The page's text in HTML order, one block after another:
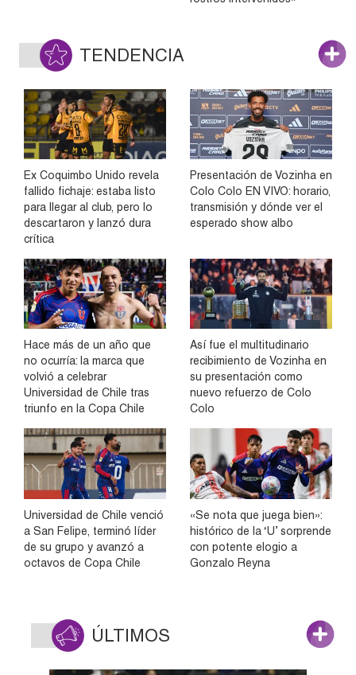
TENDENCIA
Ex Coquimbo Unido revela
fallido fichaje: estaba listo
para llegar al club, pero lo
descartaron y lanzó dura
crítica
Presentación de Vozinha en
Colo Colo EN VIVO: horario,
transmisión y dónde ver el
esperado show albo
Hace más de un año que
no ocurría: la marca que
volvió a celebrar
Universidad de Chile tras
triunfo en la Copa Chile
Así fue el multitudinario
recibimiento de Vozinha en
su presentación como
nuevo refuerzo de Colo
Colo
Universidad de Chile venció
a San Felipe, terminó líder
de su grupo y avanzó a
octavos de Copa Chile
«Se nota que juega bien»:
histórico de la ‘U’ sorprende
con potente elogio a
Gonzalo Reyna
ÚLTIMOS